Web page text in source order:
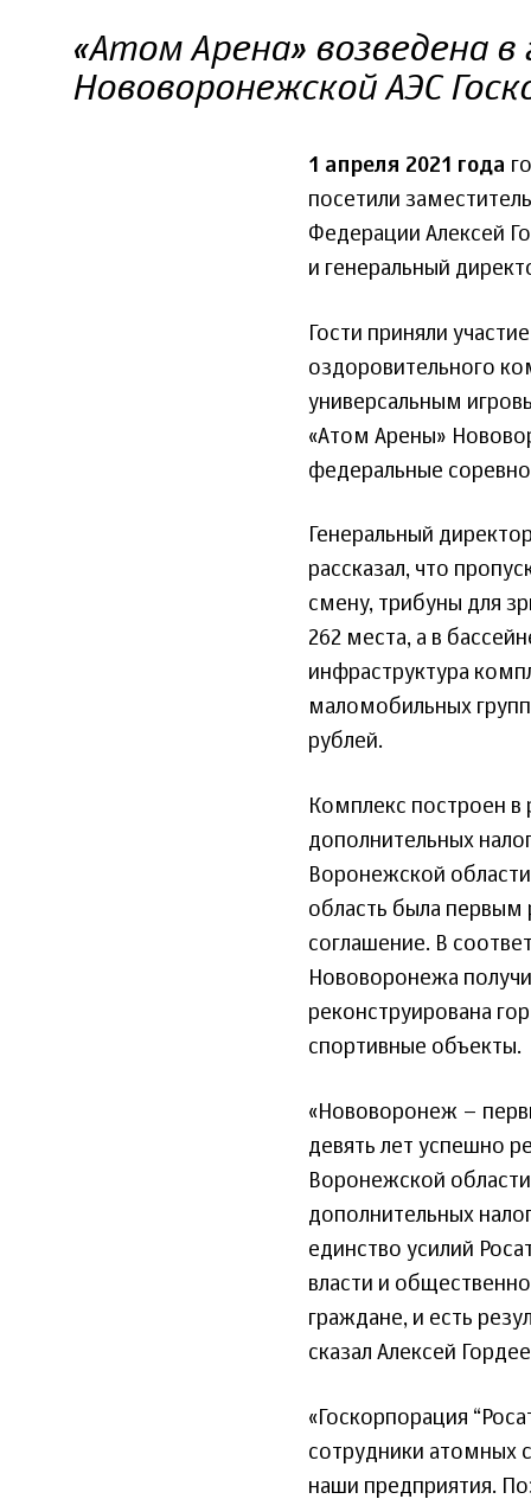
«Атом Арена» возведена
Нововоронежской АЭС
1 апреля 2021 года
посетили
Федерации Алексей
и генеральный
Гости приняли
оздоровительного
универсальным
«Атом Арены»
федеральные
Генеральный
рассказал, что
смену, трибуны для
262 места, а в
инфраструктура
маломобильных
рублей.
Комплекс построен в
дополнительных
Воронежской
область была первым
соглашение. В
Нововоронежа
реконструирована
спортивные объекты.
«Нововоронеж –
девять лет успешно
Воронежской
дополнительных
единство усилий
власти и
граждане, и есть
сказал Алексей
«Госкорпорация
сотрудники атомных
наши предприятия.